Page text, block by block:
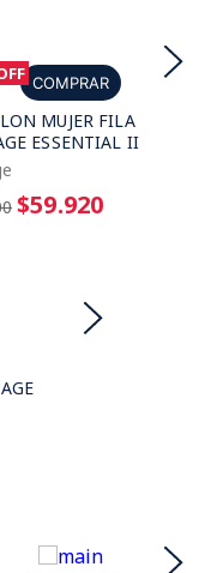
COMPRAR
MUJER FILA
ESSENTIAL II
$59.920